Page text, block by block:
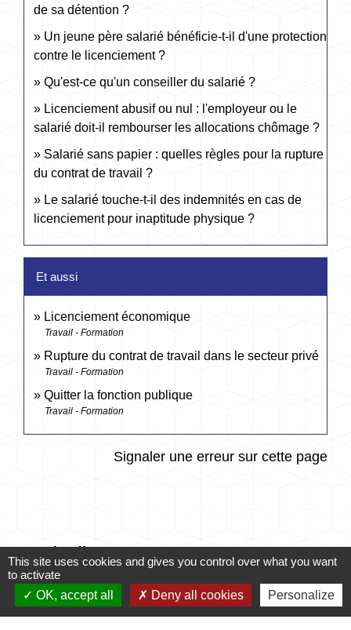
de sa détention ?
Un jeune père salarié bénéficie-t-il d'une protection
contre le licenciement ?
Qu'est-ce qu'un conseiller du salarié ?
Licenciement abusif ou nul : l'employeur ou le
salarié doit-il rembourser les allocations chômage ?
Salarié sans papier : quelles règles pour la rupture
du contrat de travail ?
Le salarié touche-t-il des indemnités en cas de
licenciement pour inaptitude physique ?
Et aussi
Licenciement économique
Travail - Formation
Rupture du contrat de travail dans le secteur privé
Travail - Formation
Quitter la fonction publique
Travail - Formation
Signaler une erreur sur cette page
Accès directs
CONTACTER LA
MES DÉMARCHES
This site uses cookies and gives you control over what you want
to activate
OK, accept all
Deny all cookies Personalize